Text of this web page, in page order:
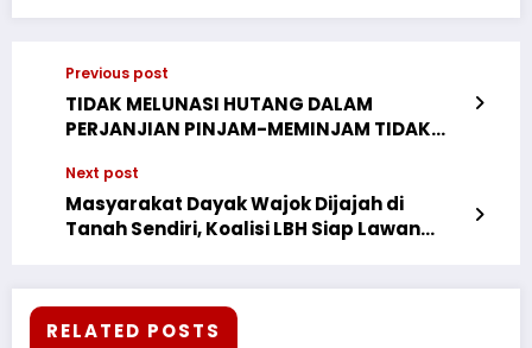
Previous post
TIDAK MELUNASI HUTANG DALAM
PERJANJIAN PINJAM-MEMINJAM TIDAK
PIDANA PENIPUAN ATAU PENGGELAPAN,
MELAINKAN SENGKETA HUTANG-PIUTANG
YANG MERUPAKAN RANAH PERDATA
Next post
Masyarakat Dayak Wajok Dijajah di
Tanah Sendiri, Koalisi LBH Siap Lawan
RELATED POSTS